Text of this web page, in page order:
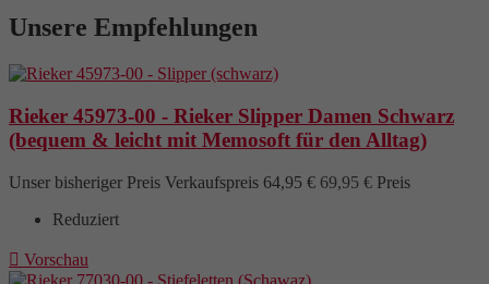
Unsere Empfehlungen
Rieker 45973-00 - Rieker Slipper Damen Schwarz
(bequem & leicht mit Memosoft für den Alltag)
Unser bisheriger Preis Verkaufspreis 64,95 € 69,95 € Preis
Reduziert
 Vorschau